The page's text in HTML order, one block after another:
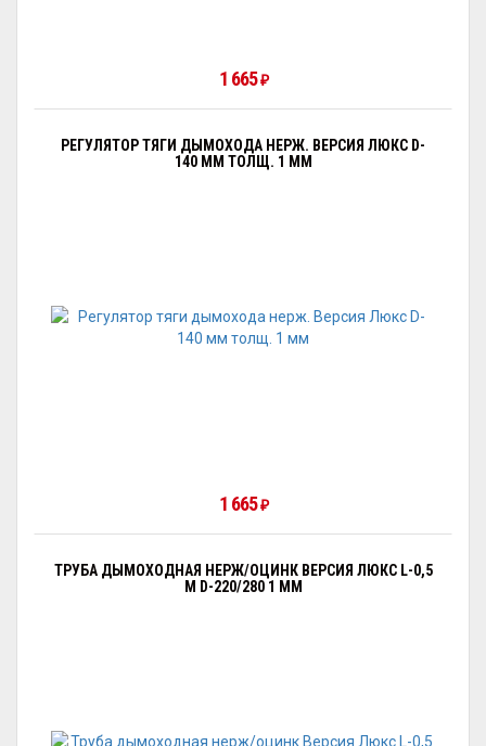
1 665 ₽
РЕГУЛЯТОР ТЯГИ ДЫМОХОДА НЕРЖ. ВЕРСИЯ ЛЮКС D-
140 ММ ТОЛЩ. 1 ММ
1 665 ₽
ТРУБА ДЫМОХОДНАЯ НЕРЖ/ОЦИНК ВЕРСИЯ ЛЮКС L-0,5
М D-220/280 1 ММ